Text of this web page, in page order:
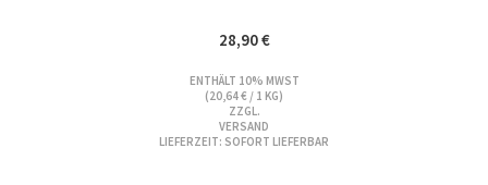
28,90€
ENTHÄLT 10% MWST
(20,64€ / 1 KG)
ZZGL.
VERSAND
LIEFERZEIT: SOFORT LIEFERBAR